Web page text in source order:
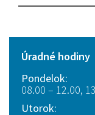
Úradné hodiny
Pondelok:
08.00 – 12.00,
Utorok: